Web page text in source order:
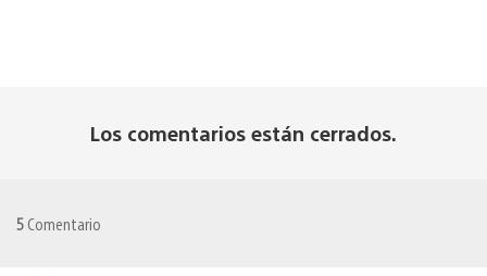
Los comentarios están cerrados.
5 Comentario